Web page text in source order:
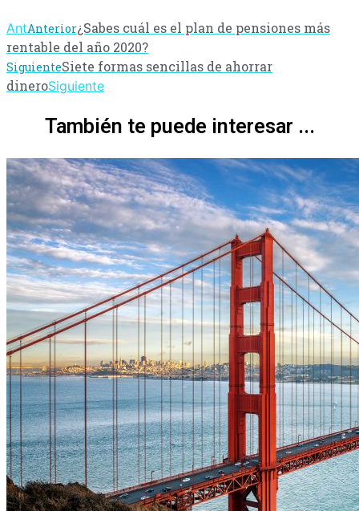
AntAnterior¿Sabes cuál es el plan de pensiones más
rentable del año 2020?
SiguienteSiete formas sencillas de ahorrar
dineroSiguiente
También te puede interesar ...